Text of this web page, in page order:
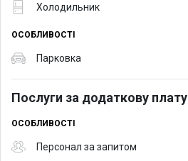
Холодильник
ОСОБЛИВОСТІ
Парковка
Послуги за додаткову плату
ОСОБЛИВОСТІ
Персонал за запитом